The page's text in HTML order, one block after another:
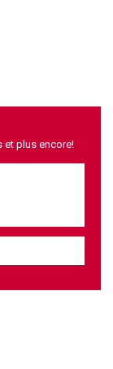
et plus encore!